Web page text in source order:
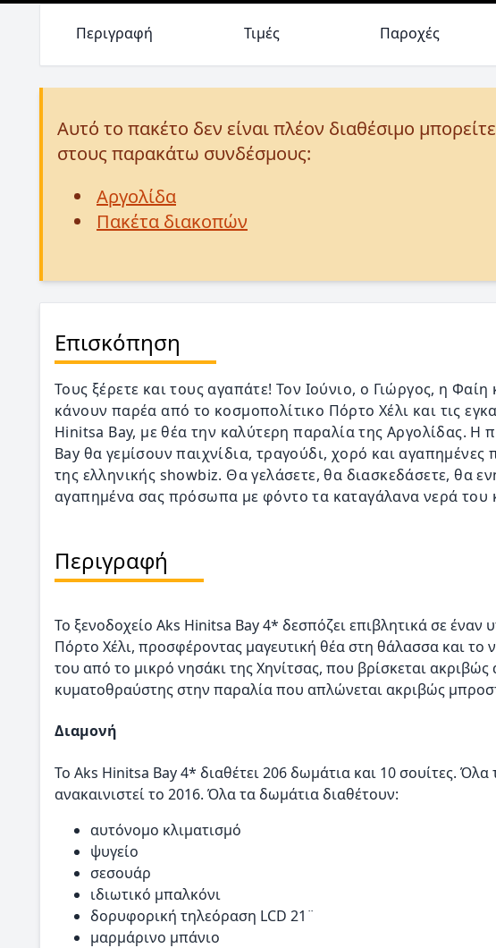
Περιγραφή Τιμές Παροχές
Αυτό το πακέτο δεν είναι πλέον διαθέσιμο
στους παρακάτω συνδέσμους:
Αργολίδα
Πακέτα διακοπών
Επισκόπηση
Τους ξέρετε και τους αγαπάτε! Τον Ιούνιο, ο Γιώργος, η
κάνουν παρέα από το κοσμοπολίτικο Πόρτο Χέλι και τις
Hinitsa Bay, με θέα την καλύτερη παραλία της Αργολίδας. Η
Bay θα γεμίσουν παιχνίδια, τραγούδι, χορό και
της ελληνικής showbiz. Θα γελάσετε, θα διασκεδάσετε, θα
αγαπημένα σας πρόσωπα με φόντο τα καταγάλανα νερά του
Περιγραφή
Το ξενοδοχείο Aks Hinitsa Bay 4* δεσπόζει επιβλητικά σε
Πόρτο Χέλι, προσφέροντας μαγευτική θέα στη θάλασσα και το
του από το μικρό νησάκι της Χηνίτσας, που βρίσκεται ακριβώς
κυματοθραύστης στην παραλία που απλώνεται ακριβώς
Διαμονή
Το Aks Hinitsa Bay 4* διαθέτει 206 δωμάτια και 10 σουίτες.
ανακαινιστεί το 2016. Όλα τα δωμάτια διαθέτουν:
αυτόνομο κλιματισμό
ψυγείο
σεσουάρ
ιδιωτικό μπαλκόνι
δορυφορική τηλεόραση LCD 21¨
μαρμάρινο μπάνιο